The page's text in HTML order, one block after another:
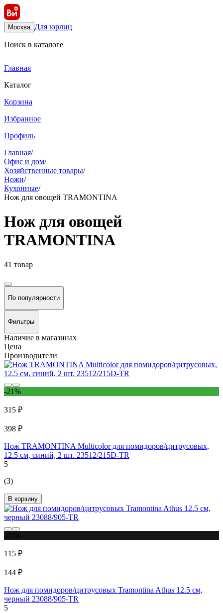
Москва Для юрлиц
Поиск в каталоге
Главная
Каталог
Корзина
Избранное
Профиль
Главная/
Офис и дом/
Хозяйственные товары/
Ножи/
Кухонные/
Нож для овощей TRAMONTINA
Нож для овощей
TRAMONTINA
41 товар
По популярности
Фильтры
Наличие в магазинах
Цена
Производители
-21%
315 ₽
398 ₽
Нож TRAMONTINA Multicolor для помидоров/цитрусовых,
12.5 см, синий, 2 шт. 23512/215D-TR
5
(3)
В корзину
115 ₽
144 ₽
Нож для помидоров/цитрусовых Tramontina Athus 12.5 см,
черный 23088/905-TR
5